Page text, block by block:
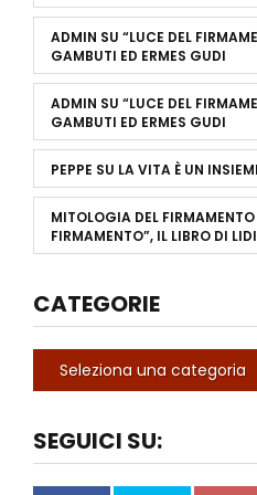
ADMIN SU “LUCE DEL
GAMBUTI ED ERMES GUDI
ADMIN SU “LUCE DEL
GAMBUTI ED ERMES GUDI
PEPPE SU LA VITA È UN
MITOLOGIA DEL FIRMAMENTO
FIRMAMENTO”, IL LIBRO DI
CATEGORIE
SEGUICI SU: